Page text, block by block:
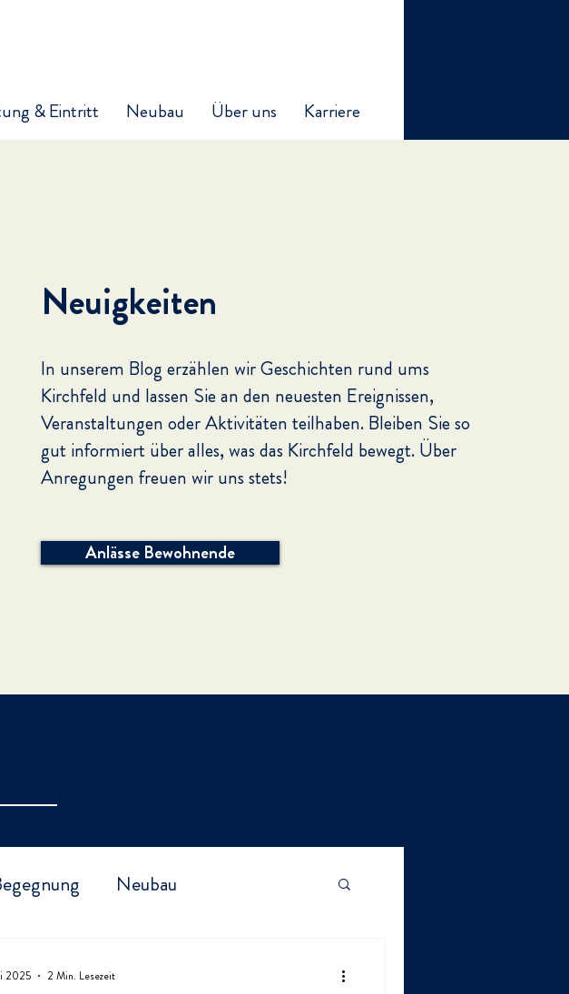
& Eintritt Neubau Über uns Karriere
Neuigkeiten
In unserem Blog erzählen wir Geschichten rund ums
Kirchfeld und lassen Sie an den neuesten Ereignissen,
Veranstaltungen oder Aktivitäten teilhaben. Bleiben Sie so
gut informiert über alles, was das Kirchfeld bewegt. Über
Anregungen freuen wir uns stets!
Anlässe Bewohnende
Neubau
2025 2 Min. Lesezeit